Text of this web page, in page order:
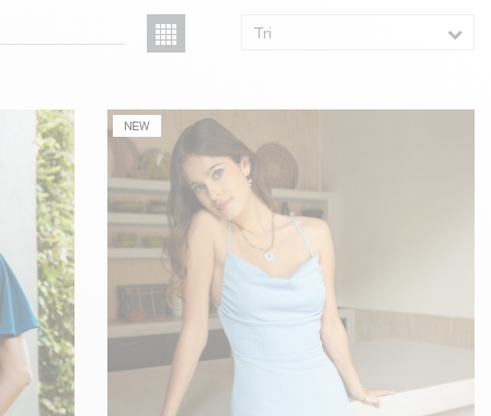
Tri